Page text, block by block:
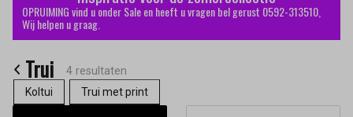
Keskusta
OPRUIMING vind u onder Sale en heeft u vragen bel gerust 0592-313510,
Wij helpen u graag.
Trui
4 resultaten
Koltui
Trui met print